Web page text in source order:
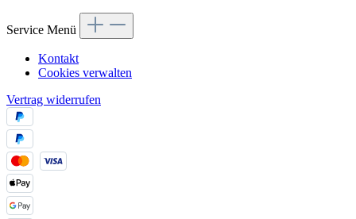
Service Menü
Kontakt
Cookies verwalten
Vertrag widerrufen